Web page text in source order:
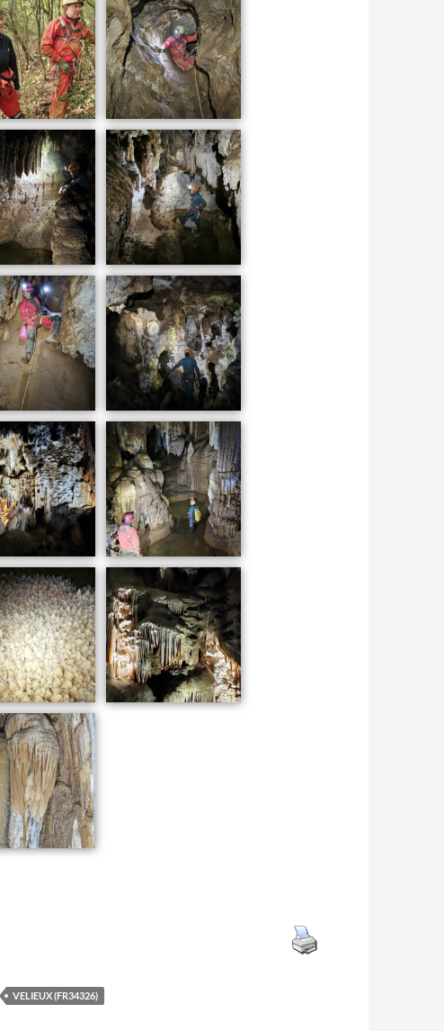
VELIEUX (FR34326)